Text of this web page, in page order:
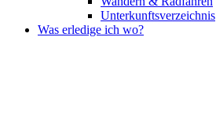
Unterkunftsverzeichnis
Was erledige ich wo?